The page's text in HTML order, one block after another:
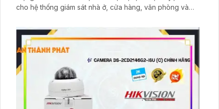
cho hệ thống giám sát nhà ở, cửa hàng, văn phòng và
ban đêm, đàm thoại 2 chiều, và hỗ trợ đám mây để bạn
dễ dàng xem lại hình ảnh từ xa